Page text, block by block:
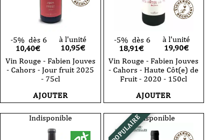
2022
-
75cl
-5% dès 6
10,40€
à l'unité
10,95€
Vin Rouge - Fabien Jouves
- Cahors - Jour fruit 2025
- 75cl
AJOUTER
-5% dès 6
18,91€
à l'unité
19,90€
Vin Rouge - Fabien Jouves
- Cahors - Haute Côt(e) de
Fruit - 2020 - 150cl
AJOUTER
Indisponible POPULAIREIndisponible